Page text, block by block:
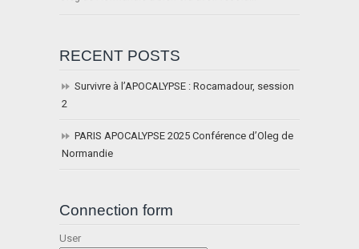
RECENT POSTS
Survivre à l’APOCALYPSE : Rocamadour, session
2
PARIS APOCALYPSE 2025 Conférence d’Oleg de
Normandie
Connection form
User